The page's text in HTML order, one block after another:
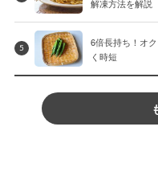
解凍方法を解説
5
6倍長持ち！オ
く時短